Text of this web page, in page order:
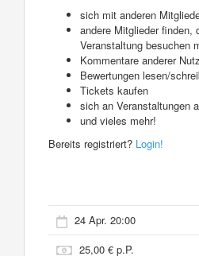
sich mit anderen
andere Mitglieder finden,
Veranstaltung besuchen
Kommentare anderer
Bewertungen lesen/
Tickets kaufen
sich an Veranstaltungen
und vieles mehr!
Bereits registriert? Login!
24 Apr. 20:00
25,00 € p.P.